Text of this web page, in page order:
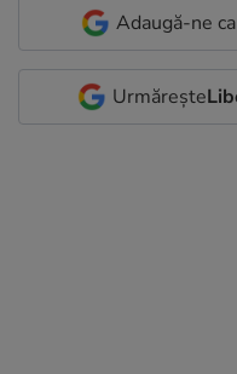
Adaugă-ne
Urmărește